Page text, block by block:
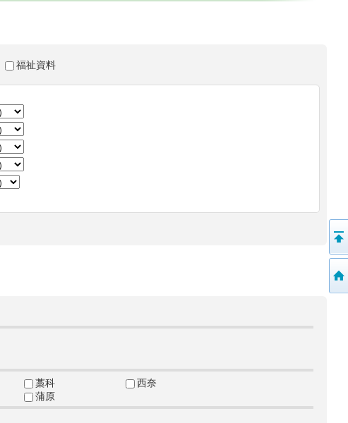
福祉資料
藁科
西奈
蒲原